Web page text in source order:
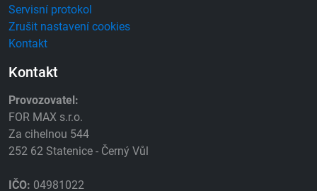
Servisní protokol
Zrušit nastavení cookies
Kontakt
Kontakt
Provozovatel:
FOR MAX s.r.o.
Za cihelnou 544
252 62 Statenice - Černý Vůl
IČO: 04981022